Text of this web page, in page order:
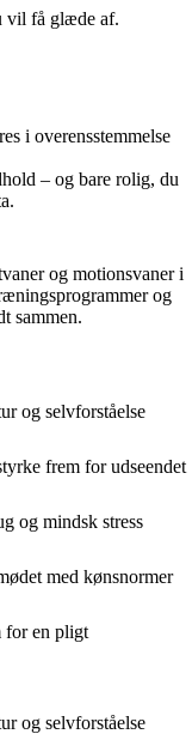
vil få glæde af.
i overensstemmelse
– og bare rolig, du
og motionsvaner i
og
sammen.
og selvforståelse
frem for udseendet
og mindsk stress
med kønsnormer
for en pligt
og selvforståelse